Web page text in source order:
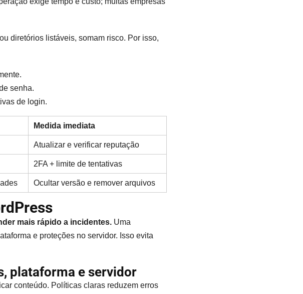
diretórios listáveis, somam risco. Por isso,
senha.
de login.
Medida imediata
Atualizar e verificar reputação
2FA + limite de tentativas
Ocultar versão e remover arquivos
mais rápido a incidentes.Uma
e proteções no servidor. Isso evita
plataforma e servidor
conteúdo. Políticas claras reduzem erros